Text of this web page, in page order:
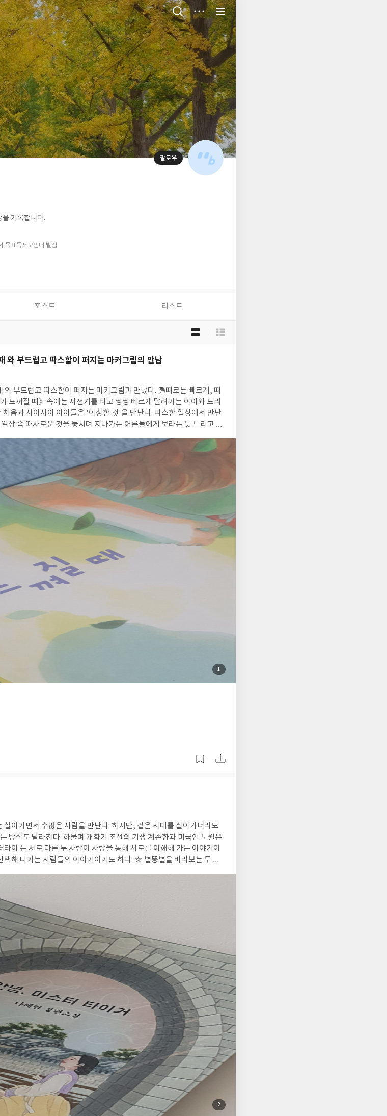
저
장
팔로우
기록합니다.
목표독서모임내 별점
포스트 리스트
와 부드럽고 따스함이 퍼지는 마커그림의 만남
따스함이 퍼지는 마커그림과 만났다. ☂때로는 빠르게, 때
느껴질 때》속에는 자전거를 타고 씽씽 빠르게 달려가는 아이와 느리
음과 사이사이 아이들은 '이상한 것'을 만난다. 따스한 일상에서 만난
하게 된다. 빠르게 지나가는 것에서 놓쳐버린 따사로움을 글작가는 일곱
. 이전에 만났던《매일, 살림》에서 무심한듯 툭툭 그려진 일상에서
에서는 부드럽고도 색이 선명해서 일까? 훅훅 습하게 느껴지는 요즘
상에서 놓쳐버린 '이상한 것'을 찾아보는 시간을 가져본다. 더운 날씨
살아간다. 여름특유의 후끈함 뒤에 숨겨진 시원한 그늘아래서, 《천사
가 느껴질 때》를 느껴보면 호사를 누려보는 것은 어떨까? #문학동네 에서 진행하는 #뭉끄7기 로 활동중 입니다.
첨
부
사
1
아가면서 수많은 사람을 만난다. 하지만, 같은 시대를 살아가더라도
방식도 달라진다. 하물며 개화기 조선의 기생 계손향과 미국인 노월은
이 는 서로 다른 두 사람이 사랑을 통해 서로를 이해해 가는 이야기이
택해 나가는 사람들의 이야기이기도 하다. ☆ 별똥별을 바라보는 두 개
기지만, 서양에서는 떨어지는 별을 보며 소원을 빌면 신에게 닿는다고
의미는 이렇게 다르다. 노월은 "어쩌면 이렇게 거울로 비춘 듯 다를
말한다. 이 장면을 읽으며 사람마다 세상을 바라보는 시각이 얼마나 다
다르면 문화도, 가치관도, 믿음도 달라질 수밖에 없다. 어쩌면 그 간극
사람은 그 다름을 틀렸다고 하지 않는다. 서로를 이해하려고 노력하고,
는 이 장면이 서로의 차이를 인정하면서도 같은 방향을 향해 함께 걸
선택하는 용기 계손향은 시대가 정
삶을 스스로 선택하기 위해 고민하고, 두려움 속에서도 한 걸음씩 앞
용기가 참 존경스러웠다. 자신의 삶을 스스로 선택한다는 것은 지금도
있었던 개화기라면 그 용기는 더욱 대단하게 느껴진다. 《 안녕, 미스
개화기, 여성독립운동가의 한 삶을 담고 있다. 사랑을 통해 서로를 이해
신의 삶을 선택하는 용기를 이야기하는 그런 작품이었다. 서로 다른
지금, 이 책은 우리에게 '다름'은 틀림이 아니라는 것, 그리고 서로를
첫걸음이라는 것을 조용히 들려준다. ♧ #출판사창비 에서 책을 지원받
. 감사합니다.#창비교사북클럽
첨
부
2